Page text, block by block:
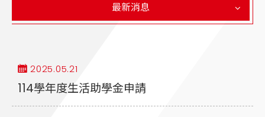
最新消息
2025.05.21
114學年度生活助學金申請